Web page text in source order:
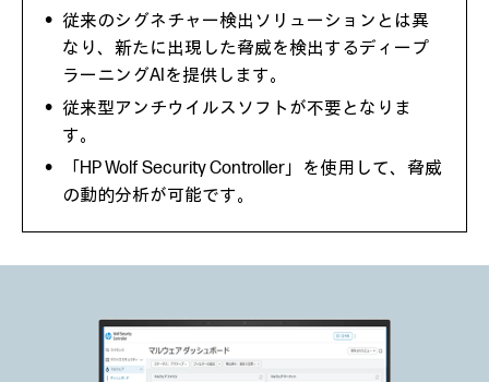
従来のシグネチャー検出ソリューションとは異
なり、新たに出現した脅威を検出するディープ
ラーニングAIを提供します。
従来型アンチウイルスソフトが不要となりま
す。
「HP Wolf Security Controller」を使用して、脅威
の動的分析が可能です。